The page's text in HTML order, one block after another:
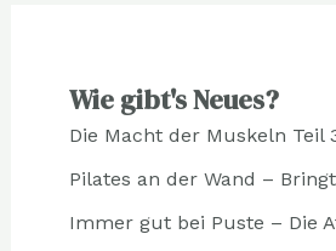
Wie gibt's Neues?
Die Macht der Muskeln Teil
Pilates an der Wand –
Immer gut bei Puste – Die